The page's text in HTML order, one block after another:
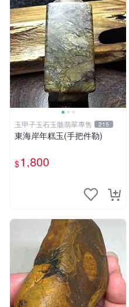
玉甲子玉石玉髓翡翠專售 215
東海岸年糕玉(手把件勒)
$1,800